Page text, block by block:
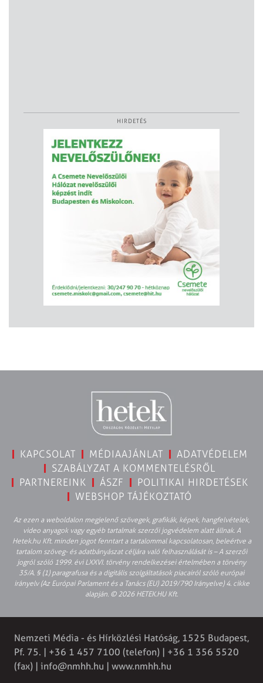
HIRDETÉS
KAPCSOLAT MÉDIAAJÁNLAT
ADATVÉDELEM
SZABÁLYZAT A KOMMENTELÉSRŐL
PARTNEREINK
ÁSZF
POLITIKAI HIRDETÉSEK
WEBSHOP TÁJÉKOZTATÓ
Az ezen a weboldalon megjelenő szövegek, grafikák, képek, hangfelvételek,
video anyagok vagy egyéb tartalmak szerzői jogvédelem alatt állnak. A
Hetek.hu Kft. minden jogot fenntart a tartalommal kapcsolatosan, beleértve a
tartalom szöveg- és adatbányászat céljára való felhasználását is – A szerzői
jogról szóló 1999. évi LXXVI. törvény rendelkezései értelmében a törvény
35/A. § (1) paragrafusa és a digitális szolgáltatások piacairól szóló európai
irányelv (Az Európai Parlament és a Tanács (EU) 2019/790 Irányelve) 4. cikke
alapján. © 2026 HETEK.HU Kft.
Nemzeti Média - és Hírközlési Hatóság, 1525 Budapest,
Pf. 75. | +36 1 457 7100 (telefon) | +36 1 356 5520
(fax) | info@nmhh.hu | www.nmhh.hu